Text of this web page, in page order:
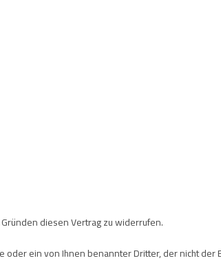
diesen Vertrag zu widerrufen.
oder ein von Ihnen benannter Dritter, der nicht